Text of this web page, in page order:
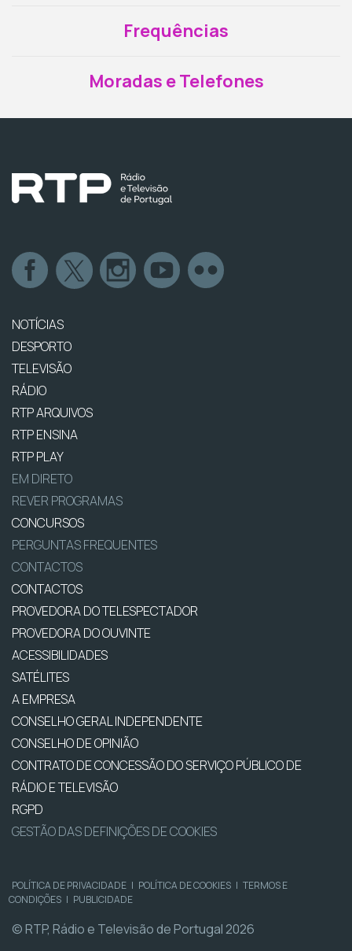
Frequências
Moradas e Telefones
NOTÍCIAS
DESPORTO
TELEVISÃO
RÁDIO
RTP ARQUIVOS
RTP ENSINA
RTP PLAY
EM DIRETO
REVER PROGRAMAS
CONCURSOS
PERGUNTAS FREQUENTES
CONTACTOS
CONTACTOS
PROVEDORA DO TELESPECTADOR
PROVEDORA DO OUVINTE
ACESSIBILIDADES
SATÉLITES
A EMPRESA
CONSELHO GERAL INDEPENDENTE
CONSELHO DE OPINIÃO
CONTRATO DE CONCESSÃO DO SERVIÇO PÚBLICO DE
RÁDIO E TELEVISÃO
RGPD
GESTÃO DAS DEFINIÇÕES DE COOKIES
POLÍTICA DE PRIVACIDADE | POLÍTICA DE COOKIES | TERMOS E
CONDIÇÕES | PUBLICIDADE
© RTP, Rádio e Televisão de Portugal 2026